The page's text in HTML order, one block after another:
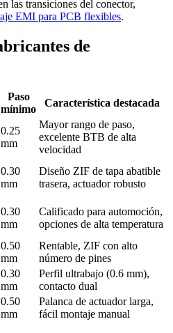
las transiciones del conector,
EMI para PCB flexibles.
de
Paso
mínimo
Característica destacada
0.25
mm
Mayor rango de paso,
excelente BTB de alta
velocidad
0.30
mm
Diseño ZIF de tapa abatible
trasera, actuador robusto
0.30
mm
Calificado para automoción,
opciones de alta temperatura
0.50
mm
Rentable, ZIF con alto
número de pines
0.30
mm
Perfil ultrabajo (0.6 mm),
contacto dual
0.50
mm
Palanca de actuador larga,
fácil montaje manual